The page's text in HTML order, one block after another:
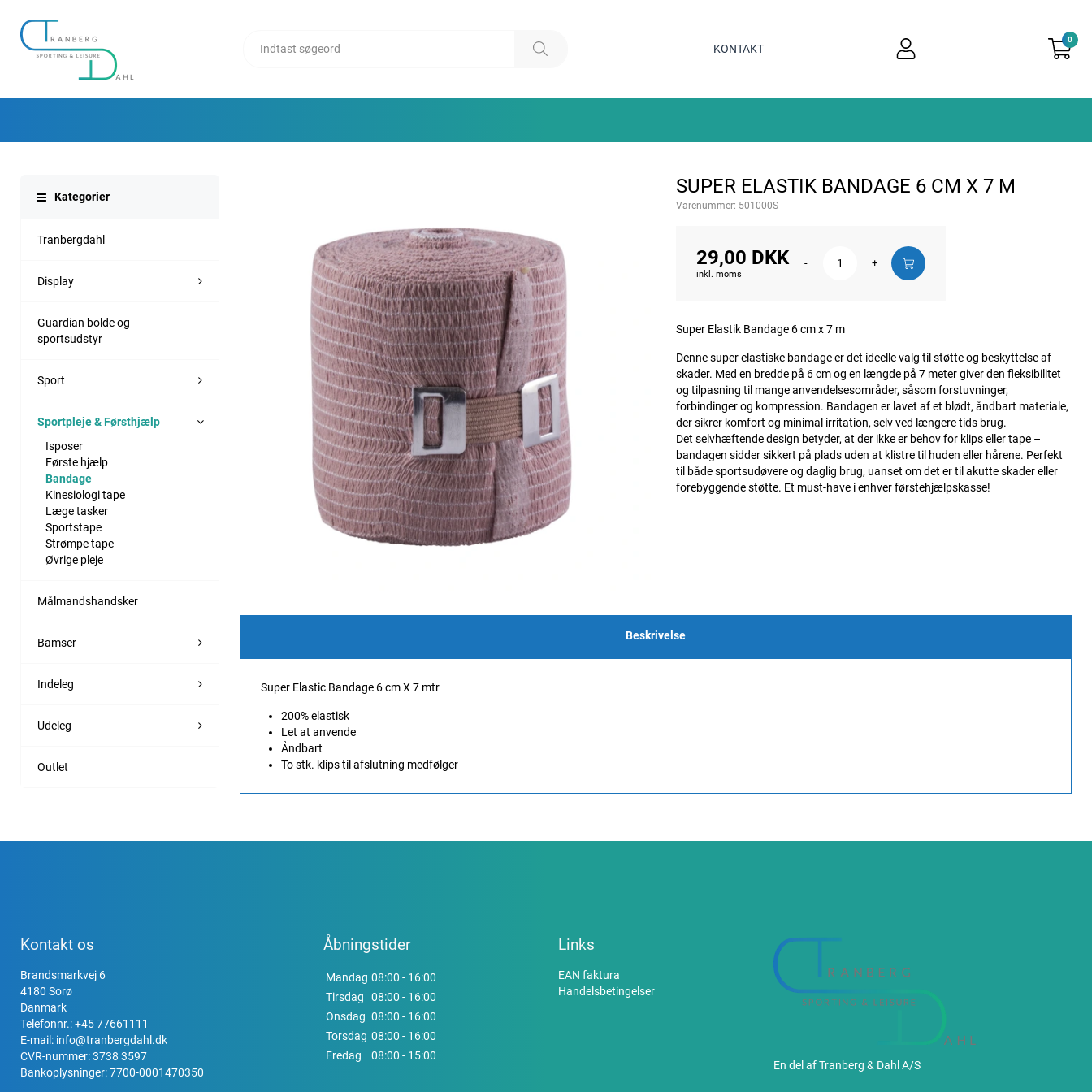
KONTAKT
0
Kategorier
Tranbergdahl
Display
Guardian bolde og
sportsudstyr
Sport
Sportpleje & Førsthjælp
Isposer
Første hjælp
Bandage
Kinesiologi tape
Læge tasker
Sportstape
Strømpe tape
Øvrige pleje
Målmandshandsker
Bamser
Indeleg
Udeleg
Outlet
SUPER ELASTIK BANDAGE 6 CM X 7 M
Varenummer: 501000S
29,00 DKK
inkl. moms
- +
Super Elastik Bandage 6 cm x 7 m
Denne super elastiske bandage er det ideelle valg til støtte og beskyttelse af
skader. Med en bredde på 6 cm og en længde på 7 meter giver den fleksibilitet
og tilpasning til mange anvendelsesområder, såsom forstuvninger,
forbindinger og kompression. Bandagen er lavet af et blødt, åndbart materiale,
der sikrer komfort og minimal irritation, selv ved længere tids brug.
Det selvhæftende design betyder, at der ikke er behov for klips eller tape –
bandagen sidder sikkert på plads uden at klistre til huden eller hårene. Perfekt
til både sportsudøvere og daglig brug, uanset om det er til akutte skader eller
forebyggende støtte. Et must-have i enhver førstehjælpskasse!
Beskrivelse
Super Elastic Bandage 6 cm X 7 mtr
200% elastisk
Let at anvende
Åndbart
To stk. klips til afslutning medfølger
Kontakt os
Brandsmarkvej 6
4180 Sorø
Danmark
Telefonnr.:+45 77661111
E-mail: info@tranbergdahl.dk
CVR-nummer: 3738 3597
Bankoplysninger: 7700-0001470350
Åbningstider
Mandag 08:00 - 16:00
Tirsdag
08:00 - 16:00
Onsdag 08:00 - 16:00
Torsdag 08:00 - 16:00
Fredag
08:00 - 15:00
Links
EAN faktura
Handelsbetingelser
En del af Tranberg & Dahl A/S